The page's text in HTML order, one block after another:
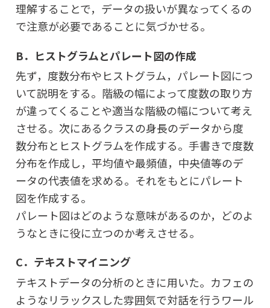
理解することで，データの扱いが異なってくるの
で注意が必要であることに気づかせる。
B．ヒストグラムとパレート図の作成
先ず，度数分布やヒストグラム，パレート図につ
いて説明をする。階級の幅によって度数の取り方
が違ってくることや適当な階級の幅について考え
させる。次にあるクラスの身長のデータから度
数分布とヒストグラムを作成する。手書きで度数
分布を作成し，平均値や最頻値，中央値等のデ
ータの代表値を求める。それをもとにパレート
図を作成する。
パレート図はどのような意味があるのか，どのよ
うなときに役に立つのか考えさせる。
C．テキストマイニング
テキストデータの分析のときに用いた。カフェの
ようなリラックスした雰囲気で対話を行うワール